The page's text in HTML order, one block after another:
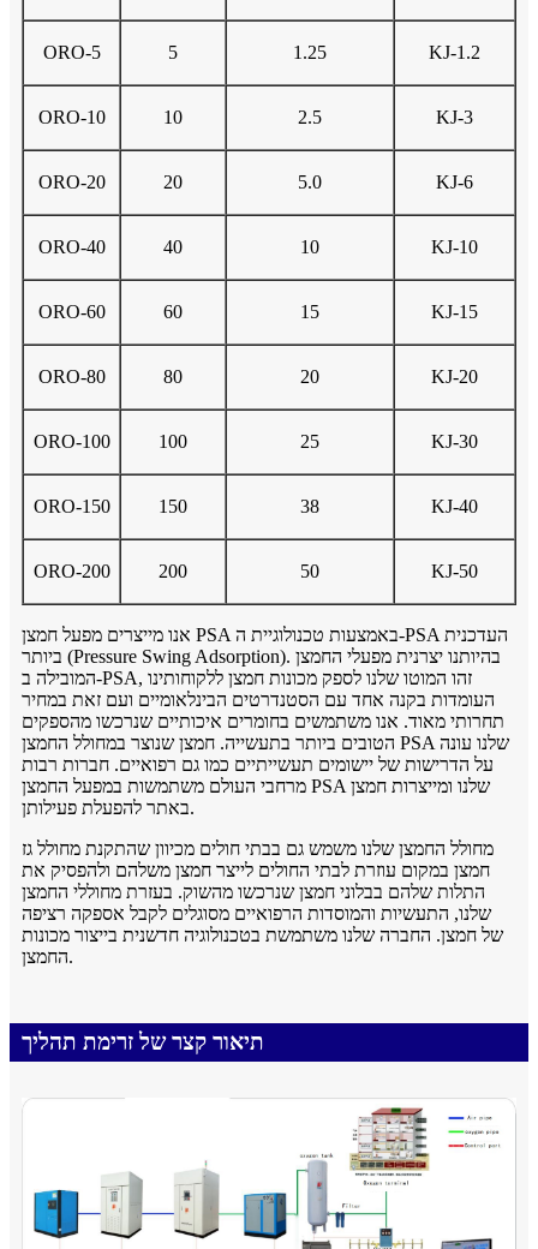
ORO-5 5 1.25 KJ-1.2
ORO-10 10 2.5 KJ-3
ORO-20 20 5.0 KJ-6
ORO-40 40 10 KJ-10
ORO-60 60 15 KJ-15
ORO-80 80 20 KJ-20
ORO-100 100 25 KJ-30
ORO-150 150 38 KJ-40
ORO-200 200 50 KJ-50
אנו מייצרים מפעל חמצן PSA באמצעות טכנולוגיית ה-PSA העדכנית
ביותר (Pressure Swing Adsorption). בהיותנו יצרנית מפעלי החמצן
המובילה ב-PSA, זהו המוטו שלנו לספק מכונות חמצן ללקוחותינו
העומדות בקנה אחד עם הסטנדרטים הבינלאומיים ועם זאת במחיר
תחרותי מאוד. אנו משתמשים בחומרים איכותיים שנרכשו מהספקים
הטובים ביותר בתעשייה. חמצן שנוצר במחולל החמצן PSA שלנו עונה
על הדרישות של יישומים תעשייתיים כמו גם רפואיים. חברות רבות
מרחבי העולם משתמשות במפעל החמצן PSA שלנו ומייצרות חמצן
באתר להפעלת פעילותן.
מחולל החמצן שלנו משמש גם בבתי חולים מכיוון שהתקנת מחולל גז
חמצן במקום עוזרת לבתי החולים לייצר חמצן משלהם ולהפסיק את
התלות שלהם בבלוני חמצן שנרכשו מהשוק. בעזרת מחוללי החמצן
שלנו, התעשיות והמוסדות הרפואיים מסוגלים לקבל אספקה ​​רציפה
של חמצן. החברה שלנו משתמשת בטכנולוגיה חדשנית בייצור מכונות
החמצן.
תיאור קצר של זרימת תהליך